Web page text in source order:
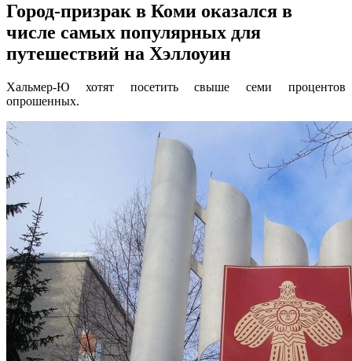
Город-призрак в Коми оказался в
числе самых популярных для
путешествий на Хэллоуин
Хальмер-Ю хотят посетить свыше семи процентов
опрошенных.